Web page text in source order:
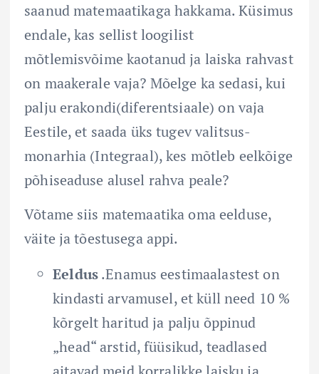
saanud matemaatikaga hakkama. Küsimus
endale, kas sellist loogilist
mõtlemisvõime kaotanud ja laiska rahvast
on maakerale vaja? Mõelge ka sedasi, kui
palju erakondi(diferentsiaale) on vaja
Eestile, et saada üks tugev valitsus-
monarhia (Integraal), kes mõtleb eelkõige
põhiseaduse alusel rahva peale?
Võtame siis matemaatika oma eelduse,
väite ja tõestusega appi.
Eeldus.Enamus eestimaalastest on
kindasti arvamusel, et küll need 10 %
kõrgelt haritud ja palju õppinud
„head“ arstid, füüsikud, teadlased